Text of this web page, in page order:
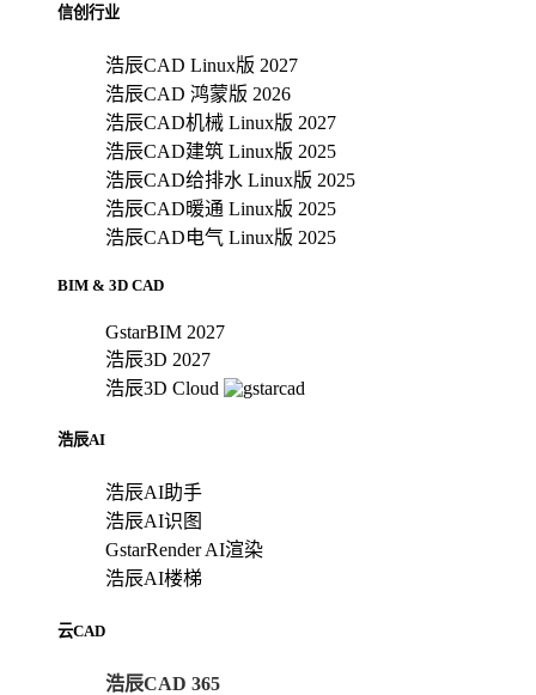
信创行业
浩辰CAD Linux版 2027
浩辰CAD 鸿蒙版 2026
浩辰CAD机械 Linux版 2027
浩辰CAD建筑 Linux版 2025
浩辰CAD给排水 Linux版 2025
浩辰CAD暖通 Linux版 2025
浩辰CAD电气 Linux版 2025
BIM & 3D CAD
GstarBIM 2027
浩辰3D 2027
浩辰3D Cloud
浩辰AI
浩辰AI助手
浩辰AI识图
GstarRender AI渲染
浩辰AI楼梯
云CAD
浩辰CAD 365